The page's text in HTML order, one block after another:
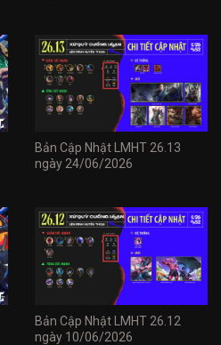
Bản Cập Nhật LMHT 26.13
ngày 24/06/2026
Bản Cập Nhật LMHT 26.12
ngày 10/06/2026